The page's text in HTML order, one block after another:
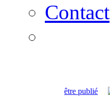
Contact
être publié